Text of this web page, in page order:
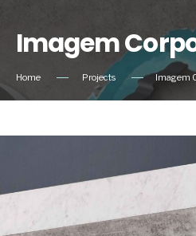
Imagem
Home Projects Imagem